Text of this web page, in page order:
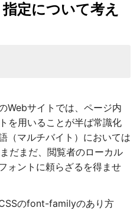
定について考え
Webサイトでは、ページ内
を用いることが半ば常識化
（マルチバイト）においては
だまだ、閲覧者のローカル
ォントに頼らざるを得ませ
のfont-familyのあり方